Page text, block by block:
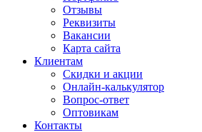
Отзывы
Реквизиты
Вакансии
Карта сайта
Клиентам
Скидки и акции
Онлайн-калькулятор
Вопрос-ответ
Оптовикам
Контакты